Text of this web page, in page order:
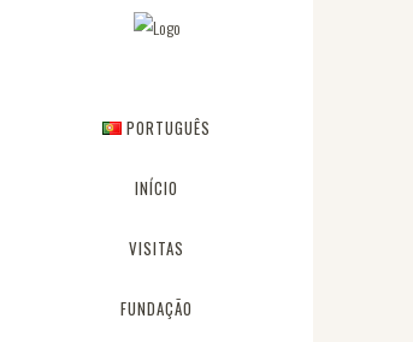
PORTUGUÊS
INÍCIO
VISITAS
FUNDAÇÃO